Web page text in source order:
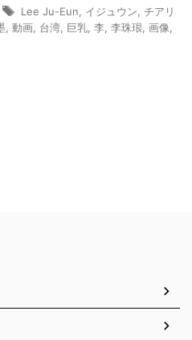
Lee Ju-Eun イジュウン チアリ
動画 台湾 巨乳 李 李珠珢 画像